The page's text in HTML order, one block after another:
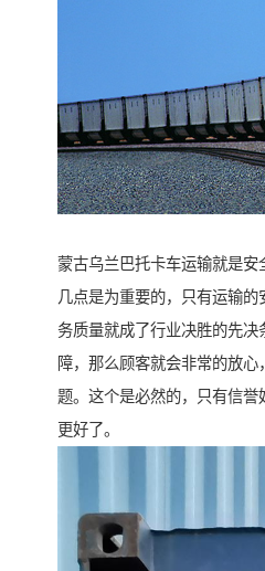
蒙古乌兰巴托卡车运输就是
几点是为重要的，只有运输
务质量就成了行业决胜的先
障，那么顾客就会非常的放心
题。这个是必然的，只有信
更好了。